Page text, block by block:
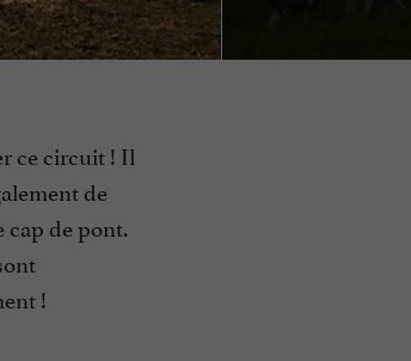
ce circuit ! Il
de
cap de pont.
!